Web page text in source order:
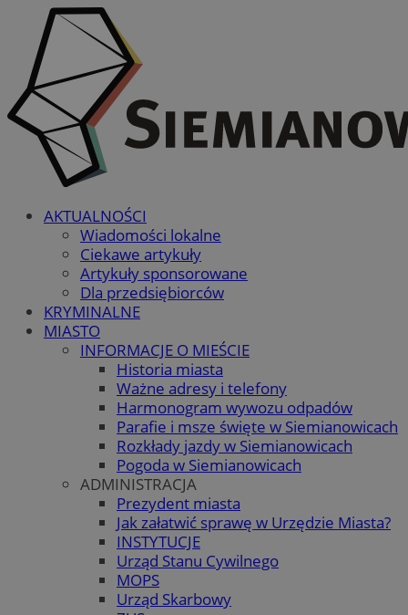
AKTUALNOŚCI
Wiadomości lokalne
Ciekawe artykuły
Artykuły sponsorowane
Dla przedsiębiorców
KRYMINALNE
MIASTO
INFORMACJE O MIEŚCIE
Historia miasta
Ważne adresy i telefony
Harmonogram wywozu odpadów
Parafie i msze święte w Siemianowicach
Rozkłady jazdy w Siemianowicach
Pogoda w Siemianowicach
ADMINISTRACJA
Prezydent miasta
Jak załatwić sprawę w Urzędzie Miasta?
INSTYTUCJE
Urząd Stanu Cywilnego
MOPS
Urząd Skarbowy